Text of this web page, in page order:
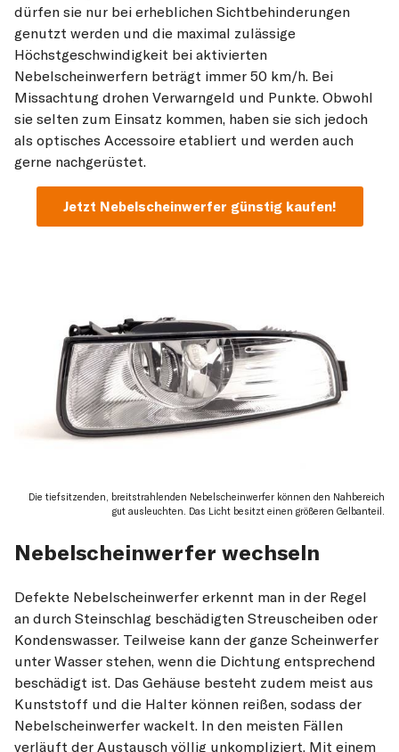
dürfen sie nur bei erheblichen Sichtbehinderungen
genutzt werden und die maximal zulässige
Höchstgeschwindigkeit bei aktivierten
Nebelscheinwerfern beträgt immer 50 km/h. Bei
Missachtung drohen Verwarngeld und Punkte. Obwohl
sie selten zum Einsatz kommen, haben sie sich jedoch
als optisches Accessoire etabliert und werden auch
gerne nachgerüstet.
Jetzt Nebelscheinwerfer günstig kaufen!
Die tiefsitzenden, breitstrahlenden Nebelscheinwerfer können den Nahbereich
gut ausleuchten. Das Licht besitzt einen größeren Gelbanteil.
Nebelscheinwerfer wechseln
Defekte Nebelscheinwerfer erkennt man in der Regel
an durch Steinschlag beschädigten Streuscheiben oder
Kondenswasser. Teilweise kann der ganze Scheinwerfer
unter Wasser stehen, wenn die Dichtung entsprechend
beschädigt ist. Das Gehäuse besteht zudem meist aus
Kunststoff und die Halter können reißen, sodass der
Nebelscheinwerfer wackelt. In den meisten Fällen
verläuft der Austausch völlig unkompliziert. Mit einem